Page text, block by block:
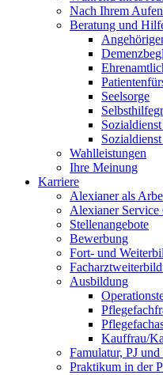
Nach Ihrem
Beratung und
Seelsorge
Wahlleistungen
Ihre Meinung
Karriere
Alexianer als
Alexianer Service
Stellenangebote
Bewerbung
Fort- und
Ausbildung
Kauffrau/
Famulatur, PJ und
Praktikum in der